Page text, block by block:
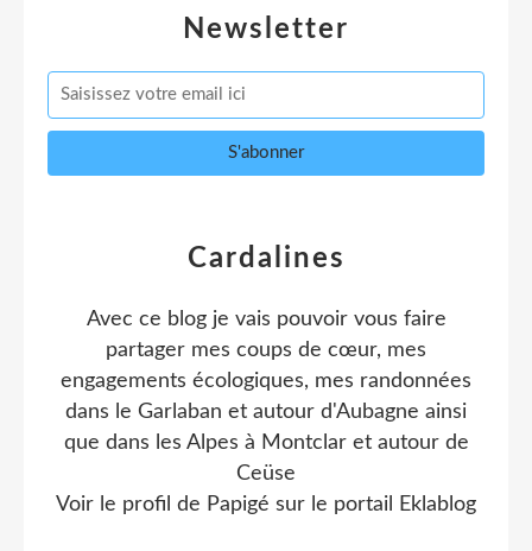
Newsletter
Cardalines
Avec ce blog je vais pouvoir vous faire
partager mes coups de cœur, mes
engagements écologiques, mes randonnées
dans le Garlaban et autour d'Aubagne ainsi
que dans les Alpes à Montclar et autour de
Ceüse
Voir le profil de Papigé sur le portail Eklablog